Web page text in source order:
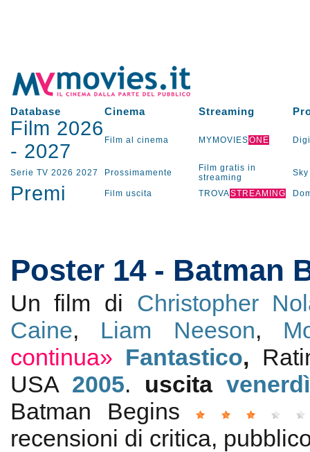
Database Cinema Streaming
Film 2026
- 2027 Film al cinema MYMOVIESONE
Serie TV 2026 2027 Prossimamente
Film gratis in
streaming
Sky
Premi Film uscita TROVASTREAMING
Poster 14 - Batman
Un film di Christopher
Caine, Liam Neeson,
continua» Fantastico,
USA 2005. uscita
Batman Begins
recensioni di critica,